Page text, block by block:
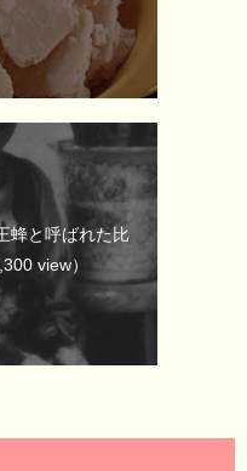
蜂と呼ばれた比
view）